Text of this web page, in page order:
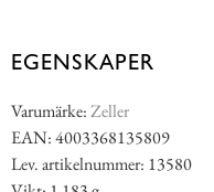
EGENSKAPER
Varumärke:Zeller
EAN: 4003368135809
Lev. artikelnummer: 13580